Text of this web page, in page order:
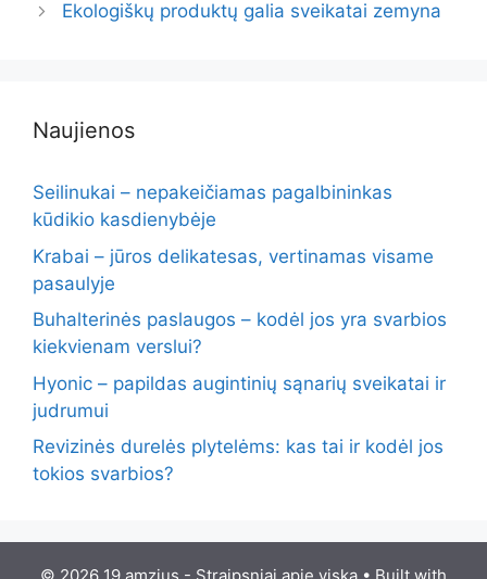
Ekologiškų produktų galia sveikatai zemyna
Naujienos
Seilinukai – nepakeičiamas pagalbininkas
kūdikio kasdienybėje
Krabai – jūros delikatesas, vertinamas visame
pasaulyje
Buhalterinės paslaugos – kodėl jos yra svarbios
kiekvienam verslui?
Hyonic – papildas augintinių sąnarių sveikatai ir
judrumui
Revizinės durelės plytelėms: kas tai ir kodėl jos
tokios svarbios?